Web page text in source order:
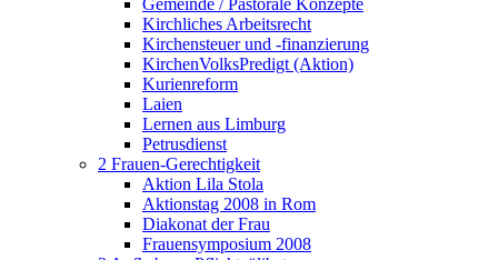
Gemeinde / Pastorale Konzepte
Kirchliches Arbeitsrecht
Kirchensteuer und -finanzierung
KirchenVolksPredigt (Aktion)
Kurienreform
Laien
Lernen aus Limburg
Petrusdienst
2 Frauen-Gerechtigkeit
Aktion Lila Stola
Aktionstag 2008 in Rom
Diakonat der Frau
Frauensymposium 2008